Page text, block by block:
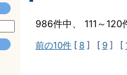
986件中、 111～
前の10件 [ 8 ] [ 9 ] [